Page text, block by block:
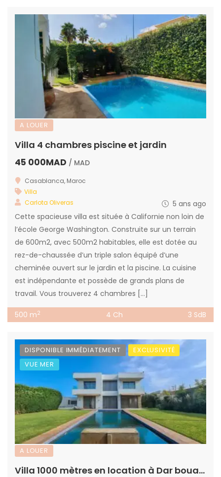
A LOUER
Villa 4 chambres piscine et jardin
45 000MAD / MAD
Casablanca, Maroc
Villa
Carlota Oliveras
5 ans ago
Cette spacieuse villa est située à Californie non loin de
l’école George Washington. Construite sur un terrain
de 600m2, avec 500m2 habitables, elle est dotée au
rez-de-chaussée d’un triple salon équipé d’une
cheminée ouvert sur le jardin et la piscine. La cuisine
est indépendante et possède de grands plans de
travail. Vous trouverez 4 chambres […]
500 m2 4 Ch 3 SdB
DISPONIBLE IMMÉDIATEMENT
EXCLUSIVITÉ
VUE MER
A LOUER
Villa 1000 mètres en location à Dar bouazza